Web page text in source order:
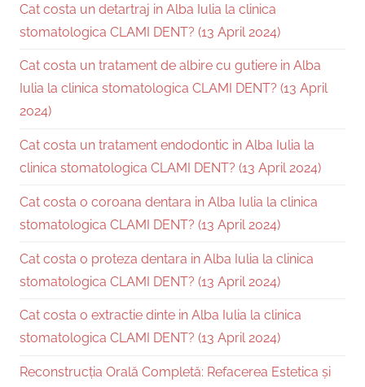
Cat costa un detartraj in Alba Iulia la clinica
stomatologica CLAMI DENT? (13 April 2024)
Cat costa un tratament de albire cu gutiere in Alba
Iulia la clinica stomatologica CLAMI DENT? (13 April
2024)
Cat costa un tratament endodontic in Alba Iulia la
clinica stomatologica CLAMI DENT? (13 April 2024)
Cat costa o coroana dentara in Alba Iulia la clinica
stomatologica CLAMI DENT? (13 April 2024)
Cat costa o proteza dentara in Alba Iulia la clinica
stomatologica CLAMI DENT? (13 April 2024)
Cat costa o extractie dinte in Alba Iulia la clinica
stomatologica CLAMI DENT? (13 April 2024)
Reconstrucția Orală Completă: Refacerea Estetica și